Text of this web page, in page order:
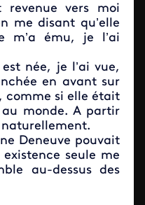
vers moi
me disant qu’elle
m’a ému, je l’ai
née, je l’ai vue,
en avant sur
comme si elle était
monde. A partir
Deneuve pouvait
seule me
au-dessus des